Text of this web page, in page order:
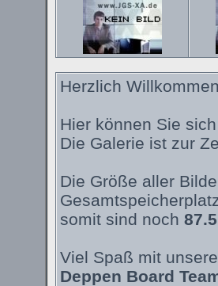
Herzlich
Hier können Sie sich
Die Galerie ist zur
Die Größe aller
somit sind noch
Viel Spaß mit
Deppen Board